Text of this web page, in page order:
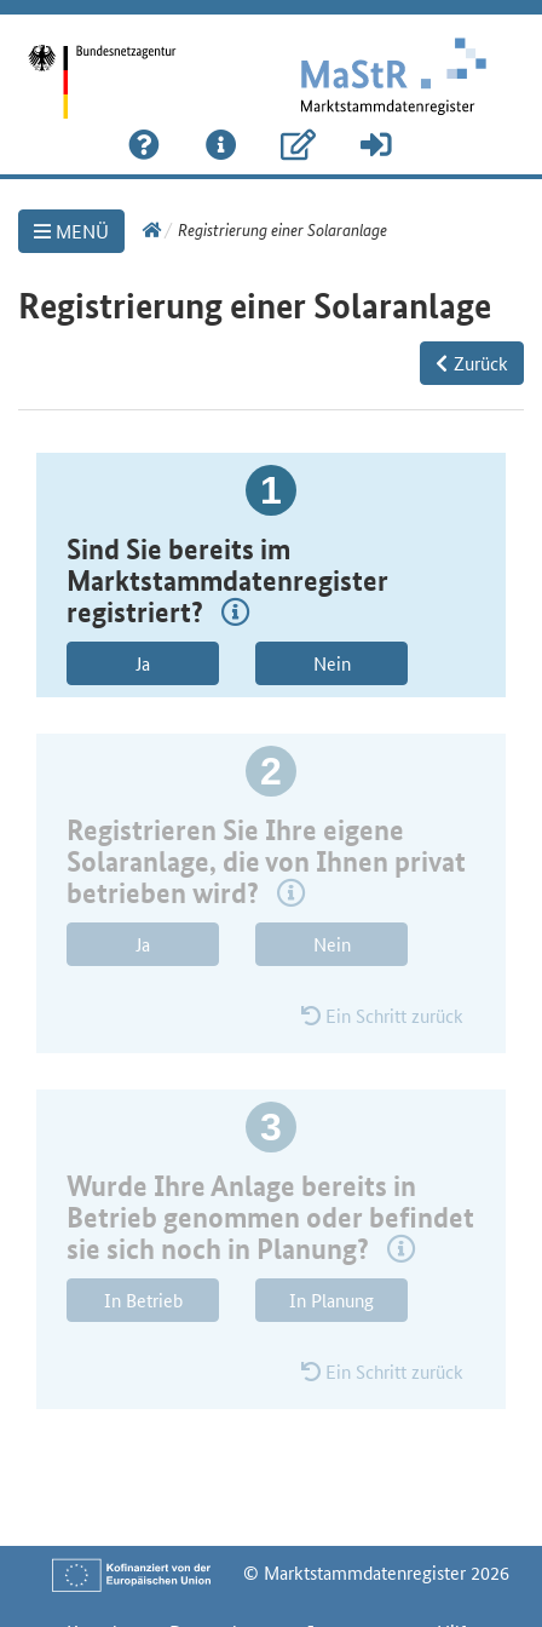
MENÜ
LinkRegistrierung einer Solaranlage
Registrierung einer Solaranlage
Zurück
1
Sind Sie bereits im
Marktstammdatenregister
registriert?
Ja Nein
2
Registrieren Sie Ihre eigene
Solaranlage, die von Ihnen privat
betrieben wird?
Ja Nein
Ein Schritt zurück
3
Wurde Ihre Anlage bereits in
Betrieb genommen oder befindet
sie sich noch in Planung?
In Betrieb In Planung
Ein Schritt zurück
© Marktstammdatenregister 2026